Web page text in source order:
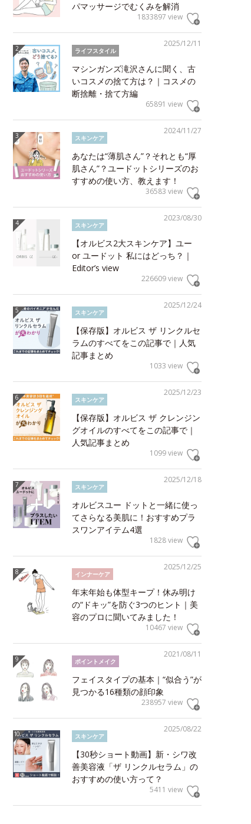
パマッサージでむくみを解消
1833897 view
2025/12/11
ライフスタイル
マシンガンズ滝沢さんに聞く、古
いコスメの捨て方は？｜コスメの
断捨離・捨て方編
65891 view
2024/11/27
スキンケア
あなたは“薄肌さん”？それとも“厚
肌さん”？ユードットシリーズのお
すすめの使い方、教えます！
36583 view
2023/08/30
スキンケア
【オルビス2大スキンケア】ユー
or ユードット 私にはどっち？｜
Editor’s view
226609 view
2025/12/24
スキンケア
【保存版】オルビス ザ リンクルセ
ラムのすべてをこの記事で｜人気
記事まとめ
1033 view
2025/12/23
スキンケア
【保存版】オルビス ザ クレンジン
グオイルのすべてをこの記事で｜
人気記事まとめ
1099 view
2025/12/18
スキンケア
オルビスユー ドットと一緒に使っ
てさらなる美肌に！おすすめプラ
スワンアイテム4選
1828 view
2025/12/25
インナーケア
年末年始も体型キープ！休み明け
の“ドキッ”を防ぐ3つのヒント｜美
容のプロに聞いてみました！
10467 view
2021/08/11
ポイントメイク
フェイスタイプの基本｜“似合う”が
見つかる16種類の顔印象
238957 view
2025/08/22
スキンケア
【30秒ショート動画】新・シワ改
善美容液「ザ リンクルセラム」の
おすすめの使い方って？
5411 view